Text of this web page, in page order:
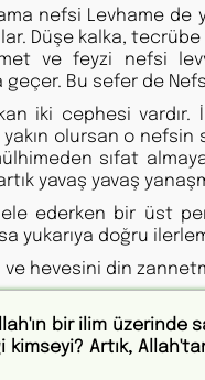
nefsi Levhame de
Düşe kalka,
ve feyzi nefsi
geçer. Bu sefer de
iki cephesi vardır.
olursan o
sıfat
yavaş yavaş
ederken bir üst
yukarıya doğru
hevesini din
bir ilim üzerinde
Artık,